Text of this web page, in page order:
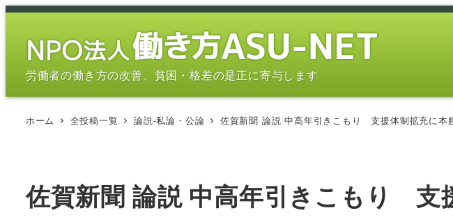
メ
労働者の働き方の改善、貧困・格差の是正に寄与します
ホーム 全投稿一覧 論説-私論・公論 佐賀新聞 論説 中高年引きこもり 支援体制拡充に本
佐賀新聞 論説 中高年引きこもり 支